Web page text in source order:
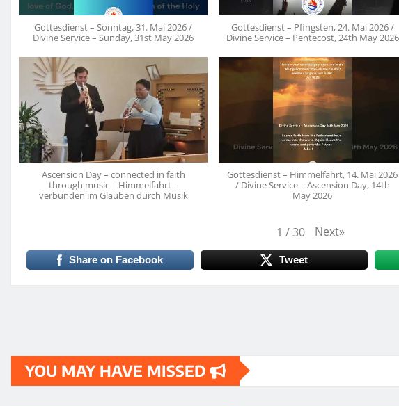
Gottesdienst – Sonntag, 31. Mai 2026 /
Divine Service – Sunday, 31st May 2026
Gottesdienst – Pfingsten, 24. Mai 2026 /
Divine Service – Pentecost, 24th May 2026
Ascension Day – connected in faith
through music | Himmelfahrt –
verbunden im Glauben durch Musik
Gottesdienst – Himmelfahrt, 14. Mai 2026
/ Divine Service – Ascension Day, 14th
May 2026
1 /30 Next»
Share on Facebook Tweet
YOU MAY HAVE MISSED